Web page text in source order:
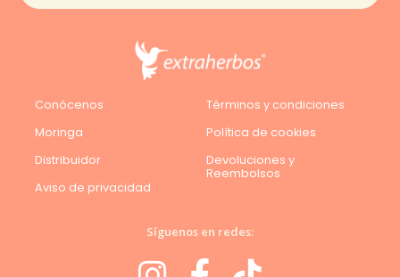
Conócenos
Moringa
Distribuidor
Aviso de privacidad
Términos y condiciones
Política de cookies
Devoluciones y
Reembolsos
Síguenos en redes: